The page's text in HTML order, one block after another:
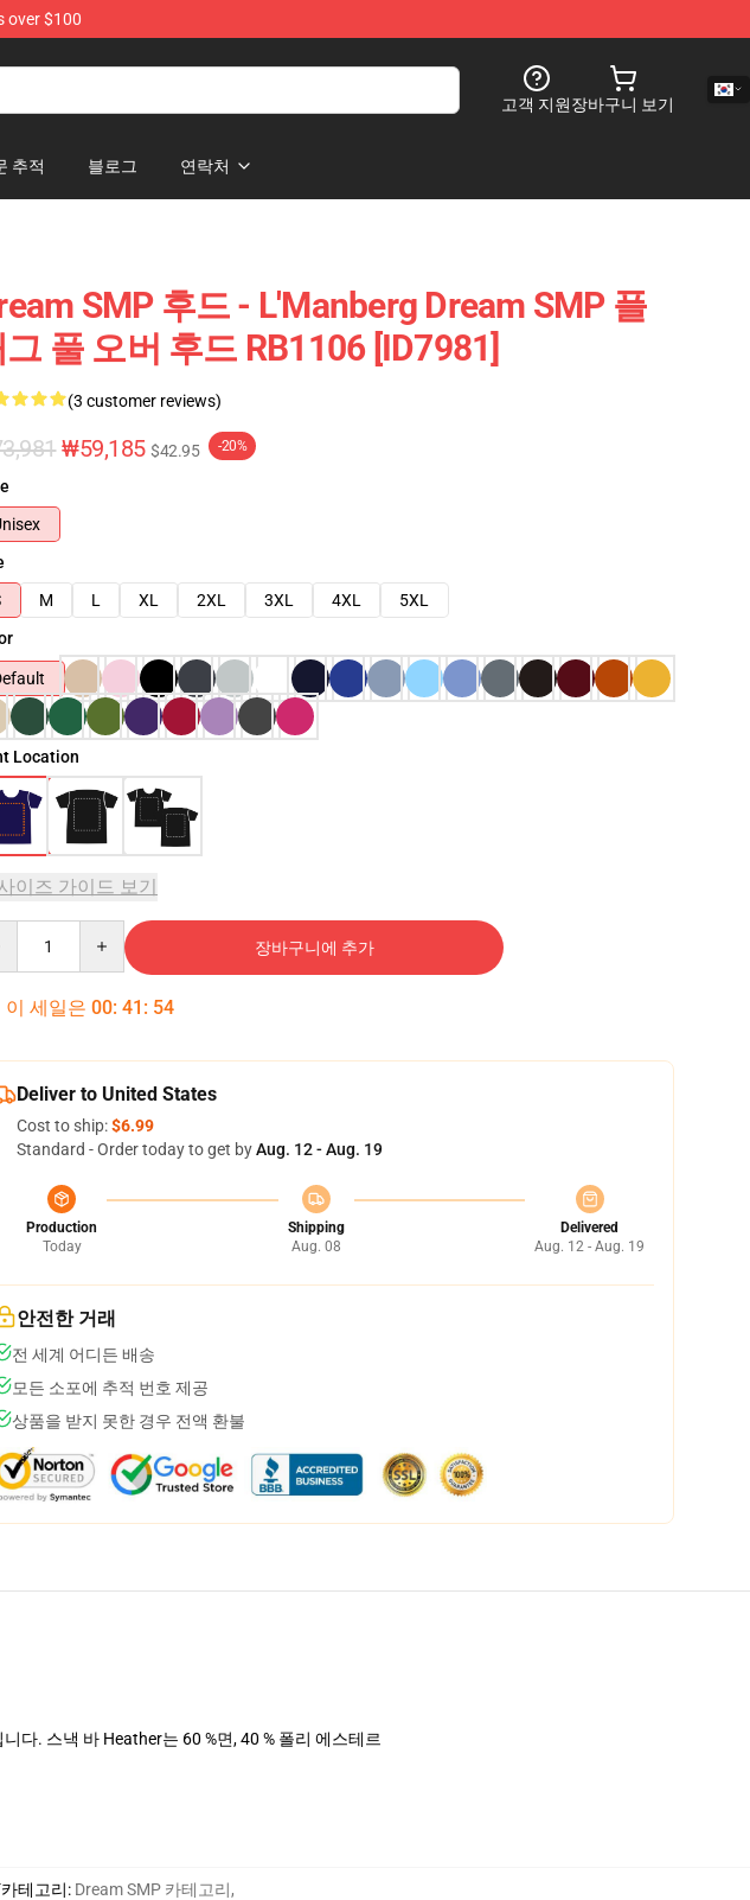
over $100
고객 지원장바구니 보기
추적 블로그 연락처
SMP 후드 - L'Manberg Dream SMP 플
풀 오버 후드 RB1106 [ID7981]
(3 customer reviews)
₩59,185 $42.95 -20%
M L XL 2XL 3XL 4XL
5XL
Location
이즈 가이드 보기
장바구니에 추가
이 세일은 00: 41 : 53
Deliver to United States
Cost to ship:$6.99
Standard - Order today to get byAug. 12 - Aug. 19
Production
Today
Shipping
Aug. 08
Delivered
Aug. 12 - Aug. 19
안전한 거래
전 세계 어디든 배송
모든 소포에 추적 번호 제공
상품을 받지 못한 경우 전액 환불
다. 스낵 바 Heather는 60 %면, 40 % 폴리 에스테르
카테고리: Dream SMP 카테고리,